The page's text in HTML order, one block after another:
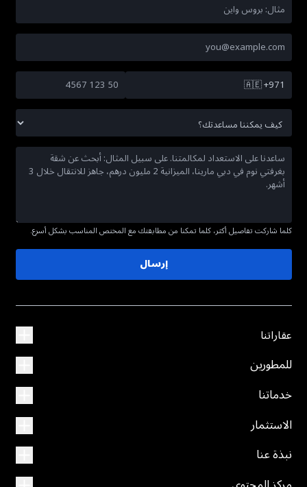
🇦🇪+971
كلما شاركت تفاصيل أكثر، كلما تمكنا من مطابقتك مع المختص المناسب بشكل أسرع.
إرسال
عقاراتنا
للمطورين
خدماتنا
الاستثمار
نبذة عنا